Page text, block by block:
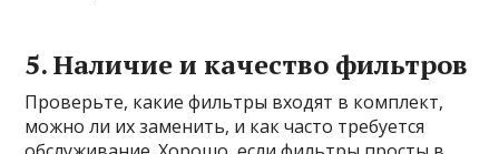
5. Наличие и качество фильтров
Проверьте, какие фильтры входят в комплект,
можно ли их заменить, и как часто требуется